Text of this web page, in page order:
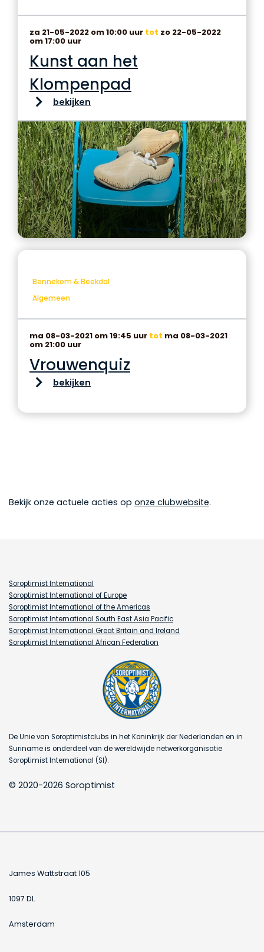
za 21-05-2022 om 10:00 uur tot zo 22-05-2022
om 17:00 uur
Kunst aan het
Klompenpad
bekijken
Bennekom & Beekdal
Algemeen
ma 08-03-2021 om 19:45 uur tot ma 08-03-2021
om 21:00 uur
Vrouwenquiz
bekijken
Bekijk onze actuele acties op onze clubwebsite.
Soroptimist International
Soroptimist International of Europe
Soroptimist International of the Americas
Soroptimist International South East Asia Pacific
Soroptimist International Great Britain and Ireland
Soroptimist International African Federation
De Unie van Soroptimistclubs in het Koninkrijk der Nederlanden en in
Suriname is onderdeel van de wereldwijde netwerkorganisatie
Soroptimist International (SI).
© 2020-2026 Soroptimist
James Wattstraat 105
1097 DL
Amsterdam